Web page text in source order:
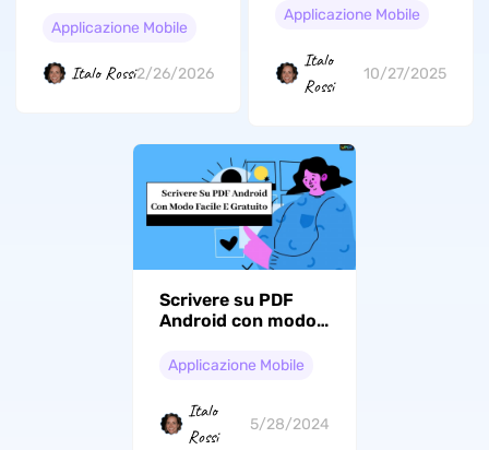
funzionalità chiave
Applicazione Mobile
Italo Rossi2/26/2026
iOS 26)
Applicazione Mobile
Italo
Rossi
10/27/2025
Scrivere su PDF
Android con modo
Applicazione Mobile
Italo
Rossi
5/28/2024